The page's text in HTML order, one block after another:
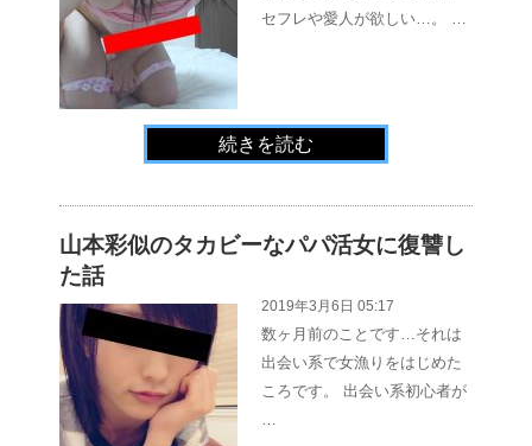
セフレや愛人が欲しい…。 …
続きを読む
山本彩似のタカビーなパパ活女に復讐し
た話
2019年3月6日 05:17
数ヶ月前のことです…それは
出会い系で女漁りをはじめた
ころです。 出会い系初心者が